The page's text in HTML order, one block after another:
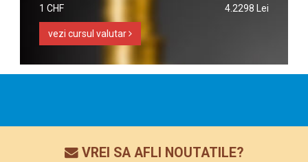
1 CHF
4.2298 Lei
vezi cursul valutar
VREI SA AFLI NOUTATILE?